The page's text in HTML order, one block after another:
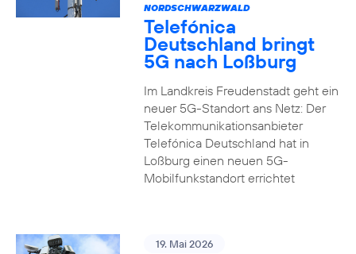
NORDSCHWARZWALD
Telefónica
Deutschland bringt
5G nach Loßburg
Im Landkreis Freudenstadt geht ein
neuer 5G-Standort ans Netz: Der
Telekommunikationsanbieter
Telefónica Deutschland hat in
Loßburg einen neuen 5G-
Mobilfunkstandort errichtet
19. Mai 2026